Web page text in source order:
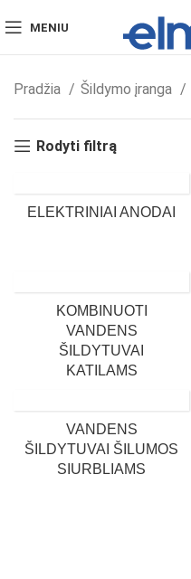
MENIU
Pradžia Šildymo įranga
Rodyti filtrą
ELEKTRINIAI ANODAI
KOMBINUOTI
VANDENS
ŠILDYTUVAI
KATILAMS
VANDENS
ŠILDYTUVAI ŠILUMOS
SIURBLIAMS